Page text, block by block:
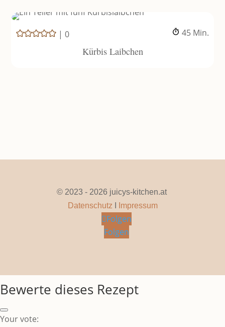
|0 45Minuten
Min.
Kürbis Laibchen
© 2023 - 2026 juicys-kitchen.at
Datenschutz
Impressum
Folgen
Folgen
Bewerte dieses Rezept
Your vote: